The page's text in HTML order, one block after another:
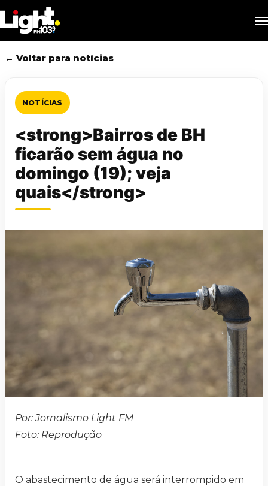
to
main
content
← Voltar para notícias
NOTÍCIAS
<strong>Bairros de BH
ficarão sem água no
domingo (19); veja
quais</strong>
Por: Jornalismo Light FM
Foto: Reprodução
O abastecimento de água será interrompido em